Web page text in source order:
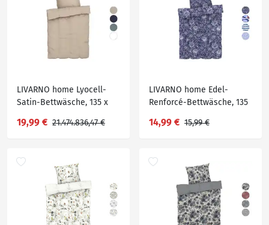
LIVARNO home Lyocell-
Satin-Bettwäsche, 135 x
19,99 € 21.474.836,47 €
LIVARNO home Edel-
Renforcé-Bettwäsche, 135
14,99 € 15,99 €